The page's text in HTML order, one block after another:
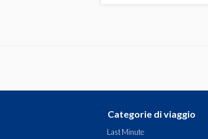
Categorie di viaggio
Last Minute